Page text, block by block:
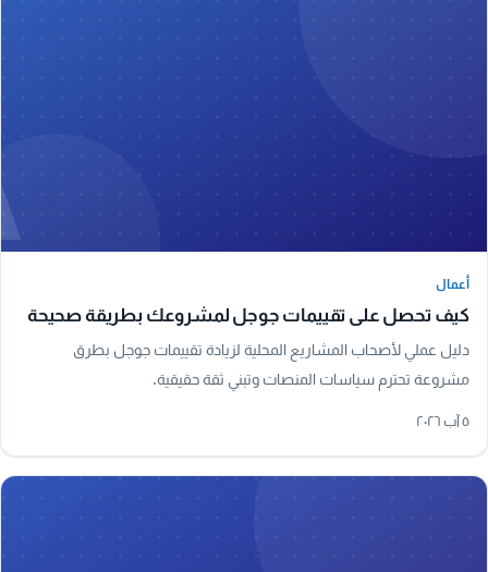
أعمال
كيف تحصل على تقييمات جوجل لمشروعك بطريقة صحيحة
دليل عملي لأصحاب المشاريع المحلية لزيادة تقييمات جوجل بطرق
مشروعة تحترم سياسات المنصات وتبني ثقة حقيقية.
٥ آب ٢٠٢٦